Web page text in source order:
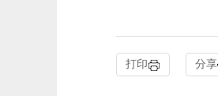
打印 分享